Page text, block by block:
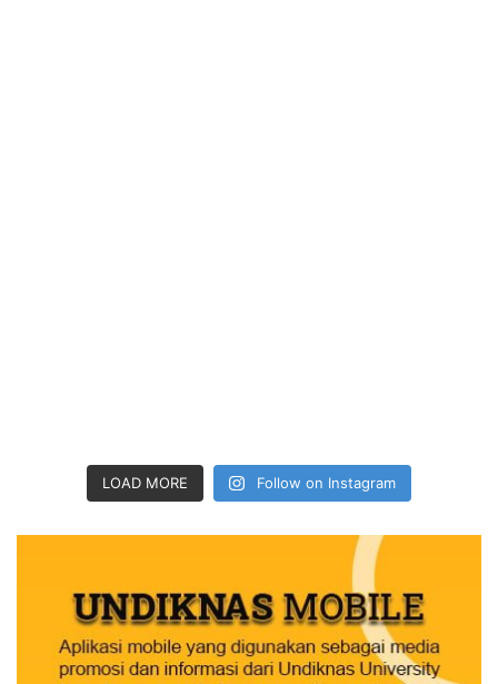
LOAD MORE Follow on Instagram